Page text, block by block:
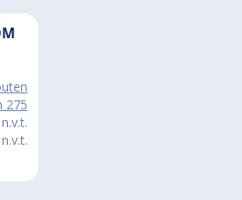
275
n.v.t.
n.v.t.